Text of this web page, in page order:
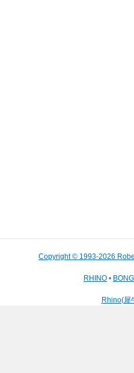
Copyright © 1993-2026
RHINO •
Rhino(犀